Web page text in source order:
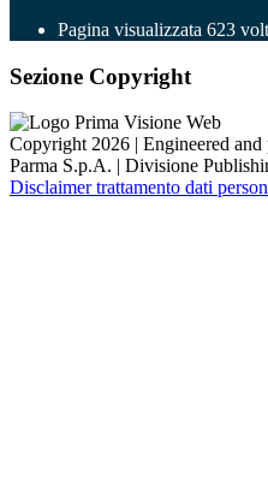
Pagina visualizzata 623
Sezione Copyright
Copyright 2026 | Engineered
Parma S.p.A. | Divisione
Disclaimer trattamento dati